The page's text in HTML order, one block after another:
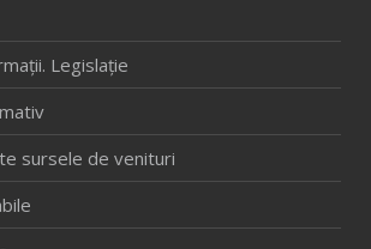
Legislaţie
sursele de venituri